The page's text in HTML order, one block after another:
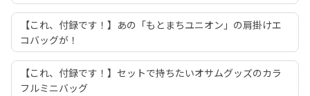
【これ、付録です！】あの「もとまちユニオン」の肩掛けエ
コバッグが！
【これ、付録です！】セットで持ちたいオサムグッズのカラ
フルミニバッグ